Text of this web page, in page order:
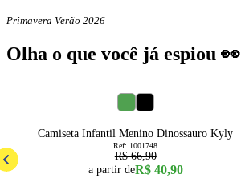
Primavera Verão 2026
Olha o que você já espiou 👀
Camiseta Infantil Menino Dinossauro Kyly
Ref: 1001748
R$ 66,90
a partir deR$ 40,90